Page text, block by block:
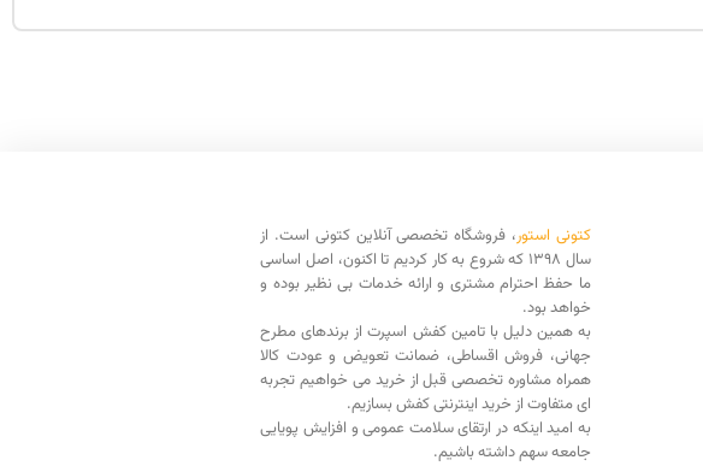
کتونی استور، فروشگاه تخصصی آنلاین کتونی است. از
سال 1398 که شروع به کار کردیم تا اکنون، اصل اساسی
ما حفظ احترام مشتری و ارائه خدمات بی نظیر بوده و
خواهد بود.
به همین دلیل با تامین کفش اسپرت از برندهای مطرح
جهانی، فروش اقساطی، ضمانت تعویض و عودت کالا
همراه مشاوره تخصصی قبل از خرید می خواهیم تجربه
ای متفاوت از خرید اینترنتی کفش بسازیم.
به امید اینکه در ارتقای سلامت عمومی و افزایش پویایی
جامعه سهم داشته باشیم.